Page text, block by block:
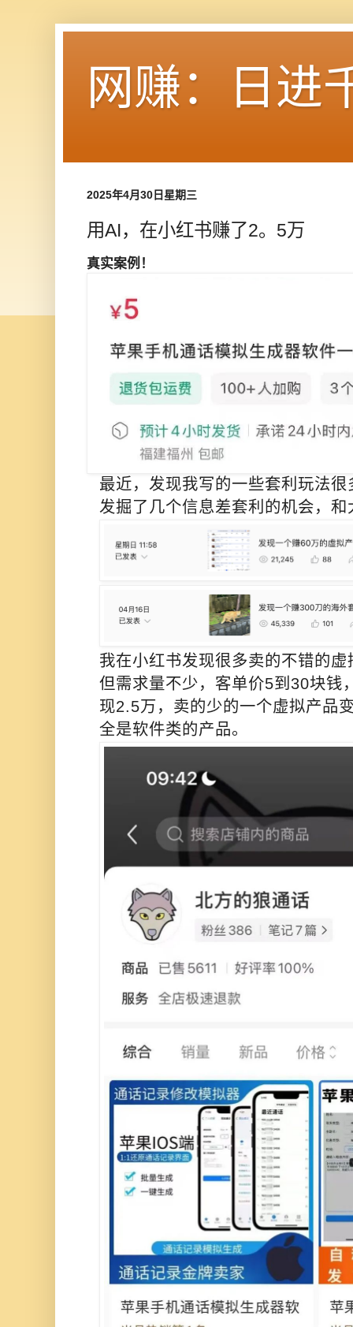
网赚：日进
2025年4月30日星期三
用AI，在小红书赚了2。5万
真实案例！
最近，发现我写的一些套利玩法
发掘了几个信息差套利的机会，
我在小红书发现很多卖的不错的
但需求量不少，客单价5到30块钱
现2.5万，卖的少的一个虚拟产品
全是软件类的产品。